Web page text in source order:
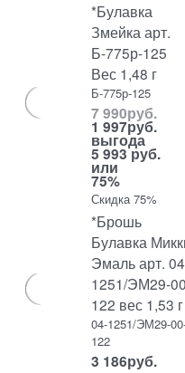
*Булавка
Змейка арт.
Б-775р-125
Вес 1,48 г
Б-775р-125
7 990руб.
1 997руб.
выгода
5 993 руб.
или
75%
Скидка 75%
*Брошь
Булавка
Эмаль арт.
1251/ЭМ29-
122 вес 1,53 г
04-1251/ЭМ29-
122
3 186руб.